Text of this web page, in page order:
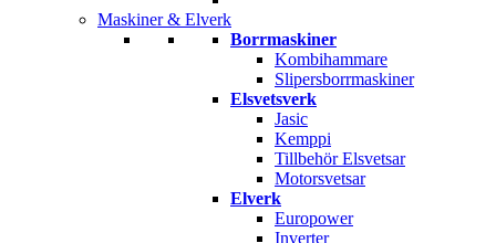
Maskiner & Elverk
Borrmaskiner
Kombihammare
Slipersborrmaskiner
Elsvetsverk
Jasic
Kemppi
Tillbehör Elsvetsar
Motorsvetsar
Elverk
Europower
Inverter